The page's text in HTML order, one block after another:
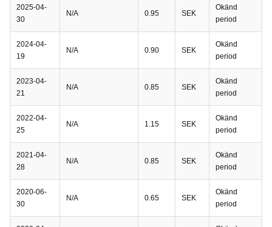
2025-04-
30
N/A 0.95 SEK
Okänd
period
2024-04-
19
N/A 0.90 SEK
Okänd
period
2023-04-
21
N/A 0.85 SEK
Okänd
period
2022-04-
25
N/A 1.15 SEK
Okänd
period
2021-04-
28
N/A 0.85 SEK
Okänd
period
2020-06-
30
N/A 0.65 SEK
Okänd
period